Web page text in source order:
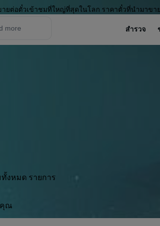
ยต่อตั๋วเข้าชมที่ใหญ่ที่สุดในโลก ราคาตั๋วที่นำมาขา
สำรวจ
งหมด รายการ
คุณ